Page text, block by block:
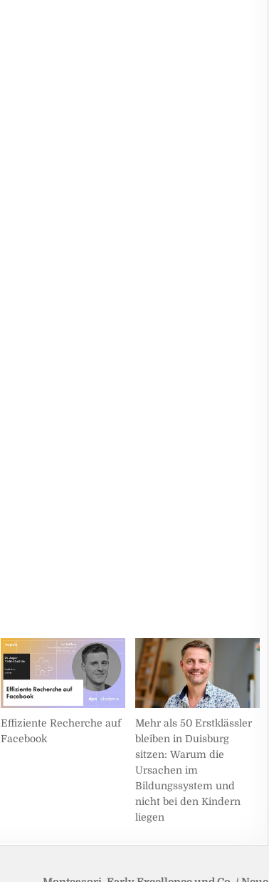
Effiziente Recherche auf
Facebook
Mehr als 50 Erstklässler
bleiben in Duisburg
sitzen: Warum die
Ursachen im
Bildungssystem und
nicht bei den Kindern
liegen